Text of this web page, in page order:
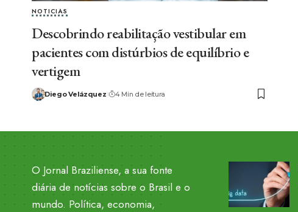
NOTICIAS
Descobrindo reabilitação vestibular em
pacientes com distúrbios de equilíbrio e
vertigem
Diego Velázquez 4 Min de leitura
O Jornal Braziliense, a sua fonte
diária de notícias sobre o Brasil e o
mundo. Política, economia,